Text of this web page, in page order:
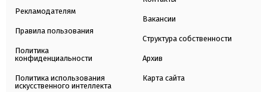
Рекламодателям
Правила пользования
Политика
конфиденциальности
Политика использования
искусственного интеллекта
Вакансии
Структура собственности
Архив
Карта сайта